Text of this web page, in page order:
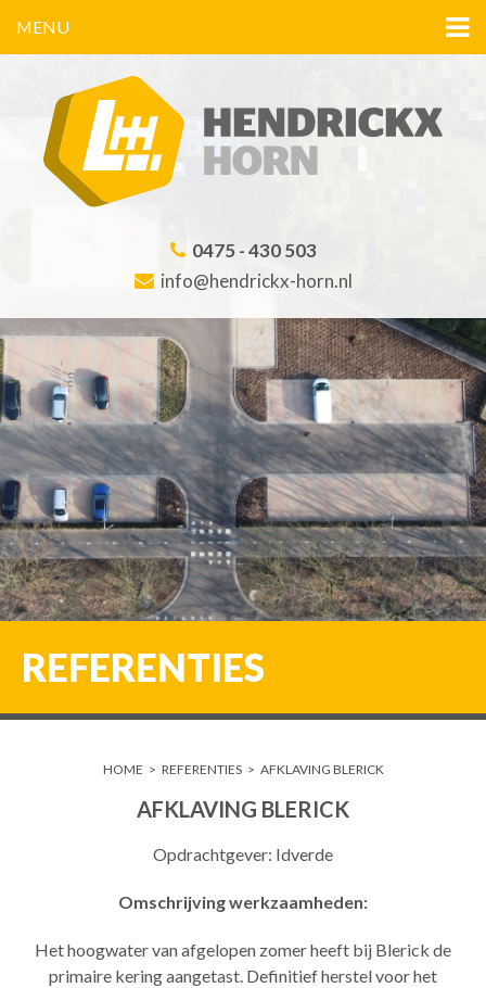
MENU
0475 - 430 503
info@hendrickx-horn.nl
REFERENTIES
HOME > REFERENTIES > AFKLAVING BLERICK
AFKLAVING BLERICK
Opdrachtgever: Idverde
Omschrijving werkzaamheden:
Het hoogwater van afgelopen zomer heeft bij Blerick de
primaire kering aangetast. Definitief herstel voor het